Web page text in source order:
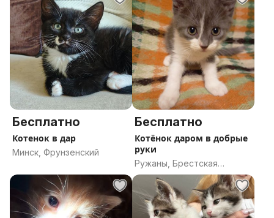
Бесплатно
Котенок в дар
Минск, Фрунзенский
Бесплатно
Котёнок даром в добрые
руки
Ружаны, Брестская
область